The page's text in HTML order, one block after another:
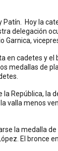
Hoy la
delegación
en cadetes y
medallas de
República, la
valla menos
la medalla
El bronce